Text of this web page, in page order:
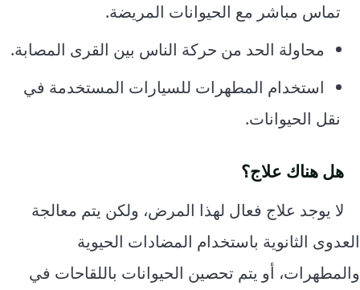
تماس مباشر مع الحيوانات المريضة.
محاولة الحد من حركة الناس بين القرى المصابة.
استخدام المطهرات للسيارات المستخدمة في
نقل الحيوانات.
هل هناك علاج؟
لا يوجد علاج فعال لهذا المرض، ولكن يتم معالجة
العدوى الثانوية باستخدام المضادات الحيوية
والمطهرات، أو يتم تحصين الحيوانات باللقاحات في